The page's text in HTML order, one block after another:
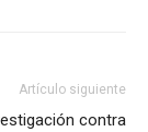
Artículo siguiente
contra